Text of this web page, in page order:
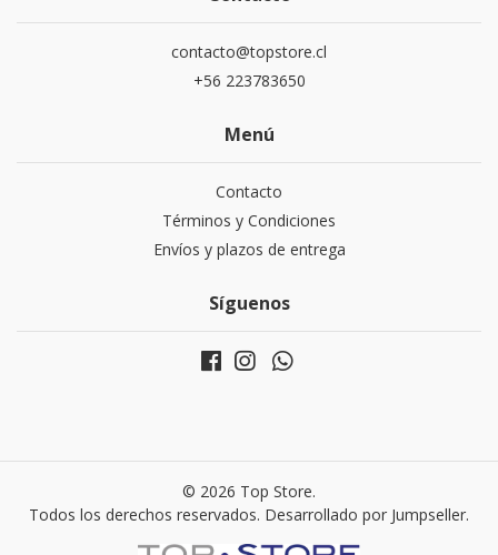
contacto@topstore.cl
+56 223783650
Menú
Contacto
Términos y Condiciones
Envíos y plazos de entrega
Síguenos
© 2026 Top Store.
Todos los derechos reservados. Desarrollado por Jumpseller.